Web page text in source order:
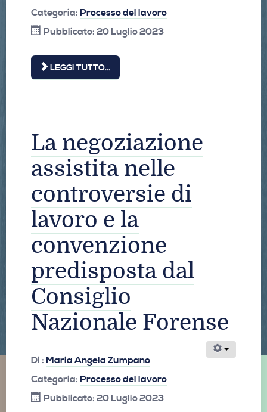
Categoria: Processo del lavoro
Pubblicato: 20 Luglio 2023
LEGGI TUTTO...
La negoziazione
assistita nelle
controversie di
lavoro e la
convenzione
predisposta dal
Consiglio
Nazionale Forense
Di : Maria Angela Zumpano
Categoria: Processo del lavoro
Pubblicato: 20 Luglio 2023